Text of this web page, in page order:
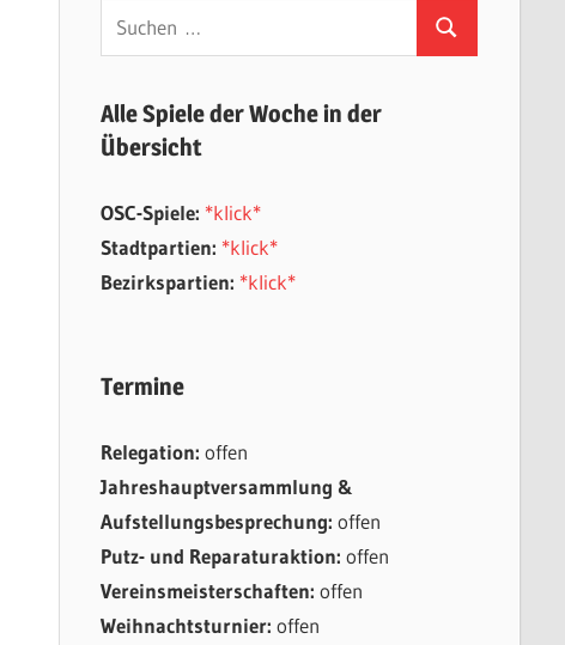
Suchen
nach:
Suchen
Alle Spiele der Woche in der
Übersicht
OSC-Spiele: *klick*
Stadtpartien: *klick*
Bezirkspartien: *klick*
Termine
Relegation: offen
Jahreshauptversammlung &
Aufstellungsbesprechung: offen
Putz- und Reparaturaktion: offen
Vereinsmeisterschaften: offen
Weihnachtsturnier: offen